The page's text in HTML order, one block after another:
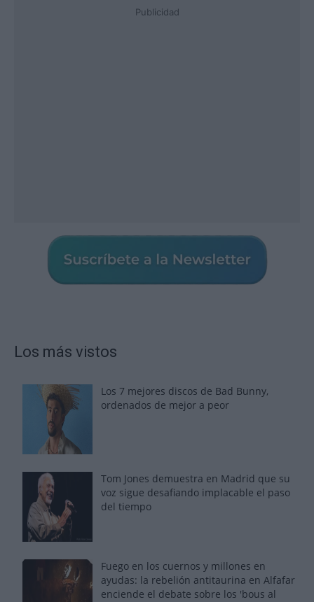
Publicidad
Los más vistos
Los 7 mejores discos de Bad Bunny,
ordenados de mejor a peor
Tom Jones demuestra en Madrid que su
voz sigue desafiando implacable el paso
del tiempo
Fuego en los cuernos y millones en
ayudas: la rebelión antitaurina en Alfafar
enciende el debate sobre los 'bous al